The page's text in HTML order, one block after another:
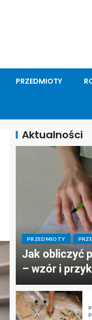
PRZEDMIOTY
Aktualności
PRZEDMIOTY
Jak obliczyć
– wzór i